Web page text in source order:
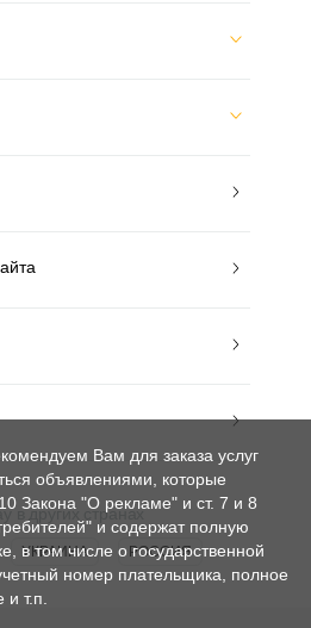
в других странах
УКРАИНА РОССИЯ
Вам для заказа услуг
объявлениями, которые
Закона "О рекламе" и ст. 7 и 8
и содержат полную
в том числе о государственной
номер плательщика, полное
т.п.